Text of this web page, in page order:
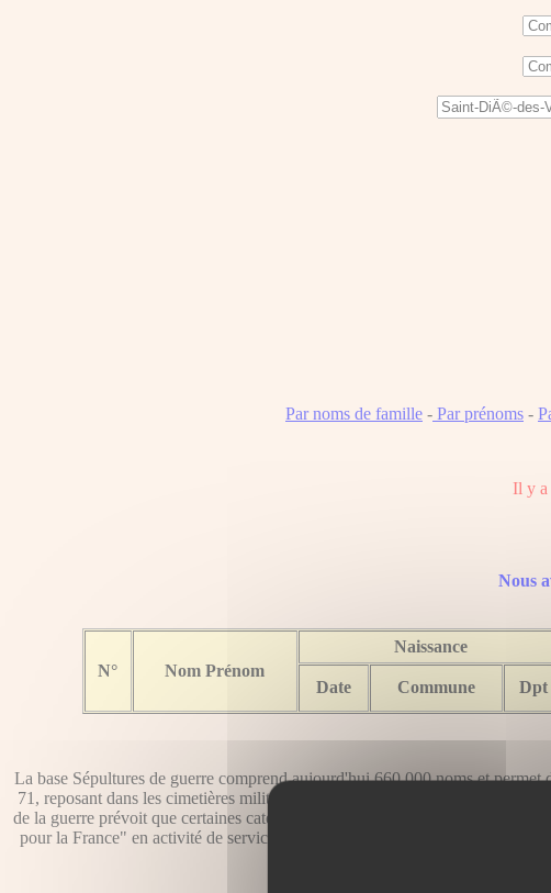
Par noms de famille - Par prénoms -
Il y a
Nous
N° Nom Prénom
Naissance
Date
Commune Dpt
La base Sépultures de guerre comprend aujourd'hui 660 000 noms et
71, reposant dans les cimetières militaires à l'étranger, nécropoles
de la guerre prévoit que certaines catégories de ressortissants de ce code
pour la France" en activité de service au cours d'opérations de guerre (art.
est la conséquence